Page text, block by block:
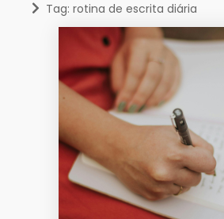
Tag: rotina de escrita diária